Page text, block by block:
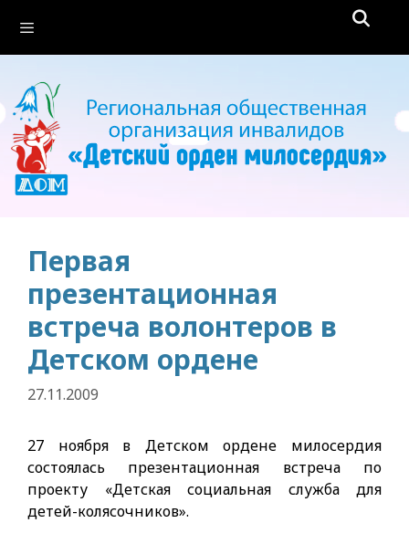
содержимому
Первая
презентационная
встреча волонтеров в
Детском ордене
27.11.2009
27 ноября в Детском ордене милосердия
состоялась презентационная встреча по
проекту «Детская социальная служба для
детей-колясочников».